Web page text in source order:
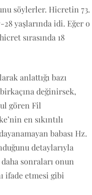
söylerler. Hicretin 73.
28 yaşlarında idi. Eğer o
sırasında 18
anlattığı bazı
değinirsek,
gören Fil
en sıkıntılı
babası Hz.
detaylarıyla
sonraları onun
ifade etmesi gibi